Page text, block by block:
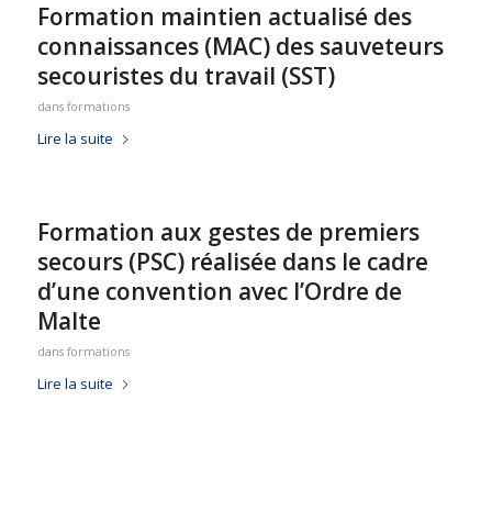
Formation maintien actualisé des
connaissances (MAC) des sauveteurs
secouristes du travail (SST)
dans formations
Lire la suite
Formation aux gestes de premiers
secours (PSC) réalisée dans le cadre
d’une convention avec l’Ordre de
Malte
dans formations
Lire la suite